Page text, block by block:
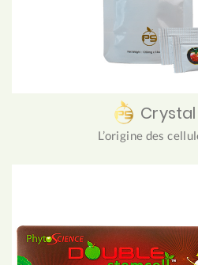
L’origine des